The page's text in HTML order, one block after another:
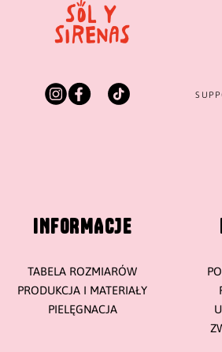
INFORMACJE
TABELA ROZMIARÓW
PRODUKCJA I MATERIAŁY
PIELĘGNACJA